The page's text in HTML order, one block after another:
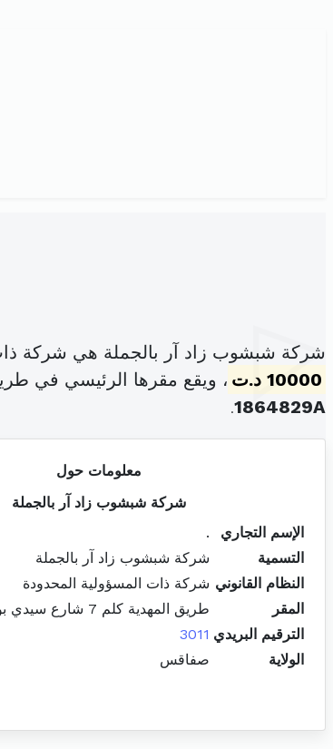
شركة شبشوب زاد آر بالجملة هي شركة
10000 د.ت
، ويقع مقرها الرئيسي في طريق المهدية كلم 7 شارع
1864829A
.
معلومات حول
شركة شبشوب زاد آر بالجملة
الإسم التجاري
.
التسمية
شركة شبشوب زاد آر بالجملة
النظام القانوني شركة ذات المسؤولية المحدودة
المقر
طريق المهدية كلم 7 شارع سيدي بوعلي ساقية الداير
الترقيم البريدي 3011
الولاية
صفاقس